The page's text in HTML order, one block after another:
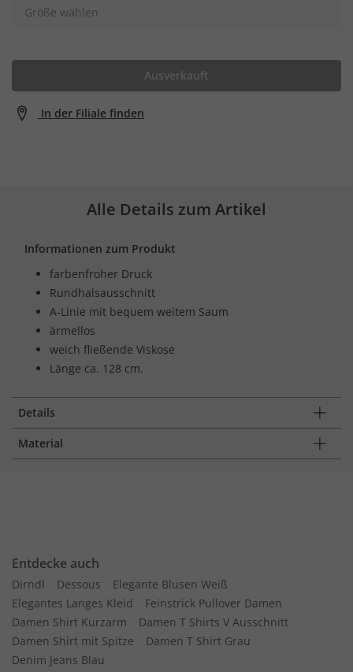
Größe wählen
Ausverkauft
In der Filiale finden
Alle Details zum Artikel
Informationen zum Produkt
farbenfroher Druck
Rundhalsausschnitt
A-Linie mit bequem weitem Saum
ärmellos
weich fließende Viskose
Länge ca. 128 cm.
Details
Material
Entdecke auch
Dirndl Dessous
Elegante Blusen Weiß
Elegantes Langes Kleid
Feinstrick Pullover Damen
Damen Shirt Kurzarm
Damen T Shirts V Ausschnitt
Damen Shirt mit Spitze
Damen T Shirt Grau
Denim Jeans Blau